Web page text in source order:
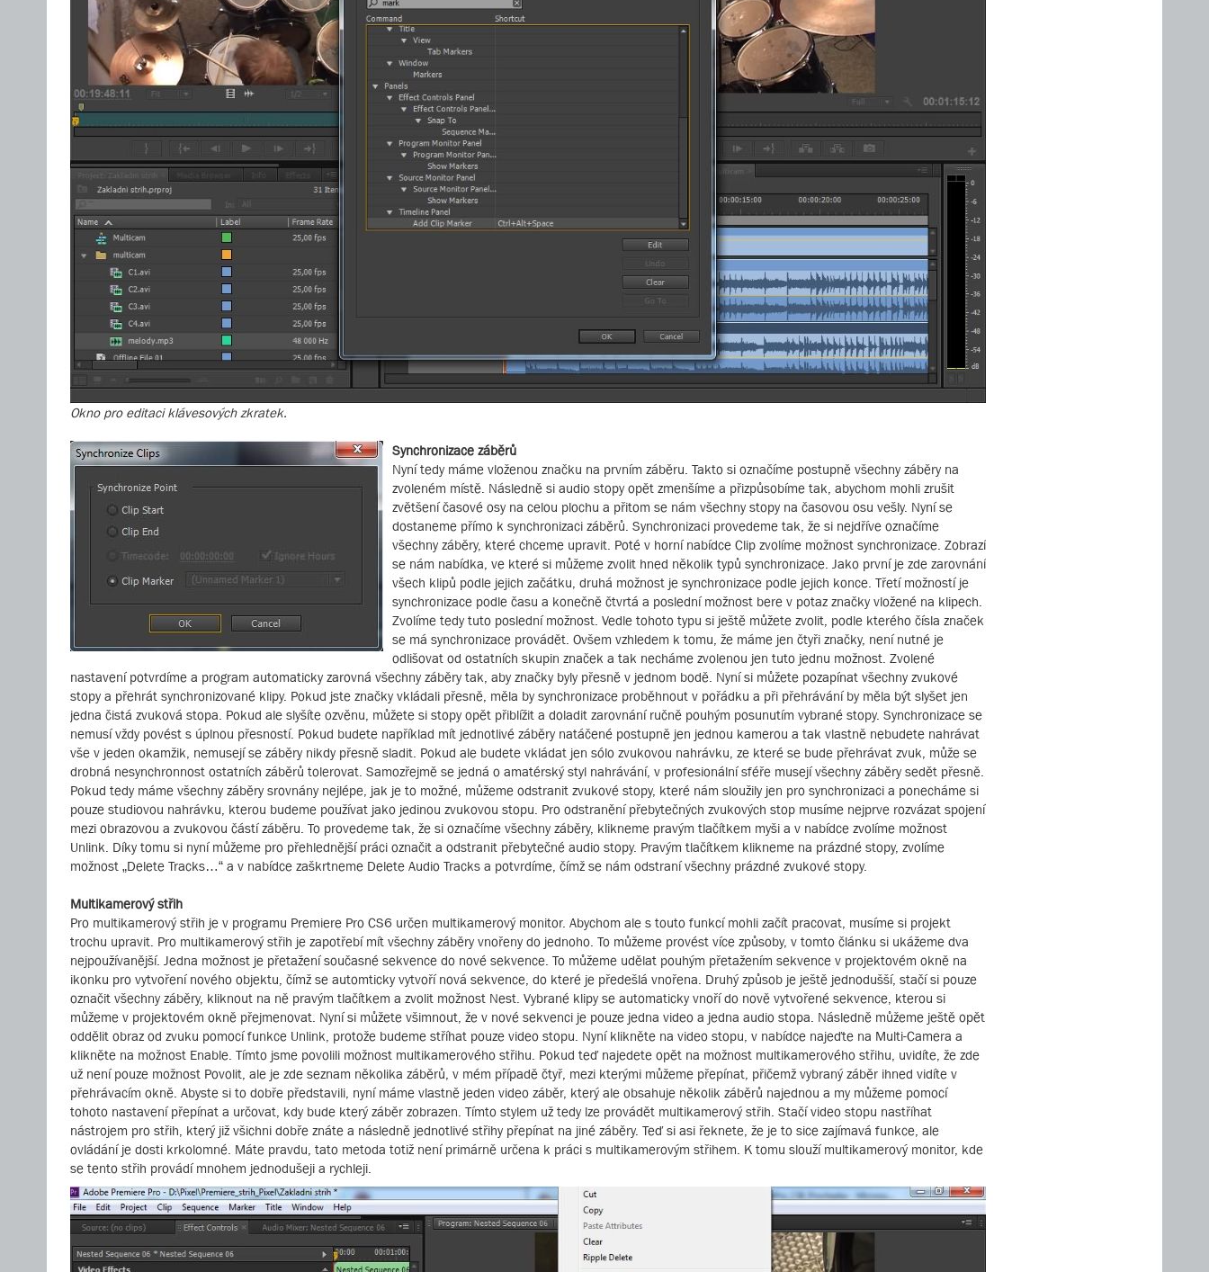
Okno pro editaci klávesových zkratek.
Synchronizace záběrů
Nyní tedy máme vloženou značku na prvním záběru. Takto si označíme postupně všechny záběry na
zvoleném místě. Následně si audio stopy opět zmenšíme a přizpůsobíme tak, abychom mohli zrušit
zvětšení časové osy na celou plochu a přitom se nám všechny stopy na časovou osu vešly. Nyní se
dostaneme přímo k synchronizaci záběrů. Synchronizaci provedeme tak, že si nejdříve označíme
všechny záběry, které chceme upravit. Poté v horní nabídce Clip zvolíme možnost synchronizace. Zobrazí
se nám nabídka, ve které si můžeme zvolit hned několik typů synchronizace. Jako první je zde zarovnání
všech klipů podle jejich začátku, druhá možnost je synchronizace podle jejich konce. Třetí možností je
synchronizace podle času a konečně čtvrtá a poslední možnost bere v potaz značky vložené na klipech.
Zvolíme tedy tuto poslední možnost. Vedle tohoto typu si ještě můžete zvolit, podle kterého čísla značek
se má synchronizace provádět. Ovšem vzhledem k tomu, že máme jen čtyři značky, není nutné je
odlišovat od ostatních skupin značek a tak necháme zvolenou jen tuto jednu možnost. Zvolené
nastavení potvrdíme a program automaticky zarovná všechny záběry tak, aby značky byly přesně v jednom bodě. Nyní si můžete pozapínat všechny zvukové
stopy a přehrát synchronizované klipy. Pokud jste značky vkládali přesně, měla by synchronizace proběhnout v pořádku a při přehrávání by měla být slyšet jen
jedna čistá zvuková stopa. Pokud ale slyšíte ozvěnu, můžete si stopy opět přiblížit a doladit zarovnání ručně pouhým posunutím vybrané stopy. Synchronizace se
nemusí vždy povést s úplnou přesností. Pokud budete například mít jednotlivé záběry natáčené postupně jen jednou kamerou a tak vlastně nebudete nahrávat
vše v jeden okamžik, nemusejí se záběry nikdy přesně sladit. Pokud ale budete vkládat jen sólo zvukovou nahrávku, ze které se bude přehrávat zvuk, může se
drobná nesynchronnost ostatních záběrů tolerovat. Samozřejmě se jedná o amatérský styl nahrávání, v profesionální sféře musejí všechny záběry sedět přesně.
Pokud tedy máme všechny záběry srovnány nejlépe, jak je to možné, můžeme odstranit zvukové stopy, které nám sloužily jen pro synchronizaci a ponecháme si
pouze studiovou nahrávku, kterou budeme používat jako jedinou zvukovou stopu. Pro odstranění přebytečných zvukových stop musíme nejprve rozvázat spojení
mezi obrazovou a zvukovou částí záběru. To provedeme tak, že si označíme všechny záběry, klikneme pravým tlačítkem myši a v nabídce zvolíme možnost
Unlink. Díky tomu si nyní můžeme pro přehlednější práci označit a odstranit přebytečné audio stopy. Pravým tlačítkem klikneme na prázdné stopy, zvolíme
možnost „Delete Tracks…“ a v nabídce zaškrtneme Delete Audio Tracks a potvrdíme, čímž se nám odstraní všechny prázdné zvukové stopy.
Multikamerový střih
Pro multikamerový střih je v programu Premiere Pro CS6 určen multikamerový monitor. Abychom ale s touto funkcí mohli začít pracovat, musíme si projekt
trochu upravit. Pro multikamerový střih je zapotřebí mít všechny záběry vnořeny do jednoho. To můžeme provést více způsoby, v tomto článku si ukážeme dva
nejpoužívanější. Jedna možnost je přetažení současné sekvence do nové sekvence. To můžeme udělat pouhým přetažením sekvence v projektovém okně na
ikonku pro vytvoření nového objektu, čímž se automticky vytvoří nová sekvence, do které je předešlá vnořena. Druhý způsob je ještě jednodušší, stačí si pouze
označit všechny záběry, kliknout na ně pravým tlačítkem a zvolit možnost Nest. Vybrané klipy se automaticky vnoří do nově vytvořené sekvence, kterou si
můžeme v projektovém okně přejmenovat. Nyní si můžete všimnout, že v nové sekvenci je pouze jedna video a jedna audio stopa. Následně můžeme ještě opět
oddělit obraz od zvuku pomocí funkce Unlink, protože budeme stříhat pouze video stopu. Nyní klikněte na video stopu, v nabídce najeďte na Multi-Camera a
klikněte na možnost Enable. Tímto jsme povolili možnost multikamerového střihu. Pokud teď najedete opět na možnost multikamerového střihu, uvidíte, že zde
už není pouze možnost Povolit, ale je zde seznam několika záběrů, v mém případě čtyř, mezi kterými můžeme přepínat, přičemž vybraný záběr ihned vidíte v
přehrávacím okně. Abyste si to dobře představili, nyní máme vlastně jeden video záběr, který ale obsahuje několik záběrů najednou a my můžeme pomocí
tohoto nastavení přepínat a určovat, kdy bude který záběr zobrazen. Tímto stylem už tedy lze provádět multikamerový střih. Stačí video stopu nastříhat
nástrojem pro střih, který již všichni dobře znáte a následně jednotlivé střihy přepínat na jiné záběry. Teď si asi řeknete, že je to sice zajímavá funkce, ale
ovládání je dosti krkolomné. Máte pravdu, tato metoda totiž není primárně určena k práci s multikamerovým střihem. K tomu slouží multikamerový monitor, kde
se tento střih provádí mnohem jednodušeji a rychleji.